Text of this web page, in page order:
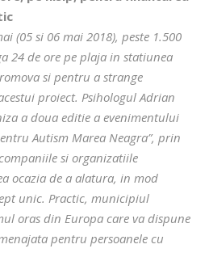
(05 si 06 mai 2018), peste 1.500
24 de ore pe plaja in statiunea
si pentru a strange
proiect. Psihologul Adrian
a doua editie a evenimentului
Autism Marea Neagra”, prin
si organizatiile
ocazia de a alatura, in mod
unic. Practic, municipiul
oras din Europa care va dispune
pentru persoanele cu